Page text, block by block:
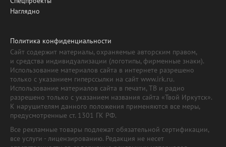
Наглядно
Политика конфиденциальности
Сайт содержит материалы, охраняемые авторским правом,
и средства индивидуализации (логотипы, фирменные знаки).
Использование материалов сайта в интернете разрешено
только с указанием гиперссылки на сайт www.irk.ru.
Использование материалов сайта в печати, ТВ и радио
разрешено только с указанием названия сайта «Твой Иркутск».
К нарушителям данного положения применяются все меры,
предусмотренные ст. 1301 ГК РФ.
Все рекламные товары подлежат обязательной сертификации,
все услуги - лицензированию. Редакция не несет